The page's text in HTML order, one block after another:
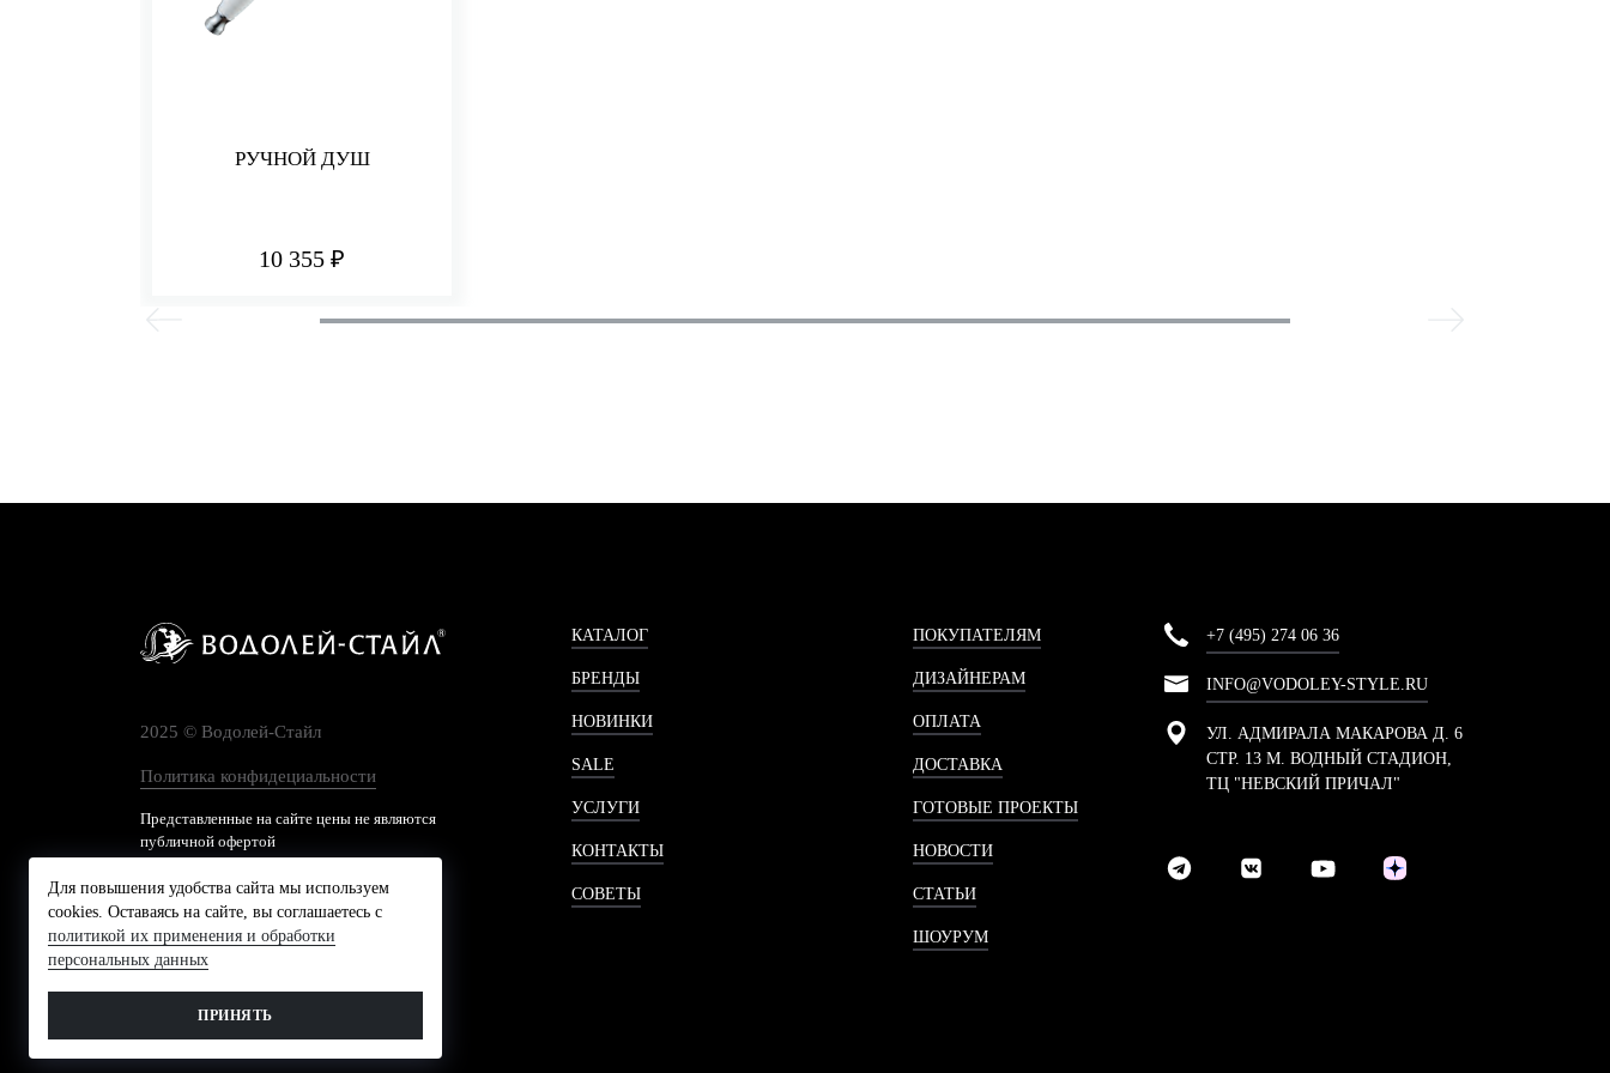
РУЧНОЙ ДУШ
10 355 ₽
2025 © Водолей-Cтайл
Политика конфидециальности
Представленные на сайте цены не являются
публичной офертой
КАТАЛОГ
БРЕНДЫ
НОВИНКИ
SALE
УСЛУГИ
КОНТАКТЫ
СОВЕТЫ
ПОКУПАТЕЛЯМ
ДИЗАЙНЕРАМ
ОПЛАТА
ДОСТАВКА
ГОТОВЫЕ ПРОЕКТЫ
НОВОСТИ
СТАТЬИ
ШОУРУМ
+7 (495) 274 06 36
INFO@VODOLEY-STYLE.RU
УЛ. АДМИРАЛА МАКАРОВА Д. 6
СТР. 13 М. ВОДНЫЙ СТАДИОН,
ТЦ "НЕВСКИЙ ПРИЧАЛ"
Для повышения удобства сайта мы используем
cookies. Оставаясь на сайте, вы соглашаетесь с
политикой их применения и обработки
персональных данных
ПРИНЯТЬ